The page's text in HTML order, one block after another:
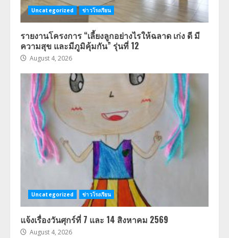
Uncategorized ข่าวโรงเรียน
รายงานโครงการ “เลี้ยงลูกอย่างไรให้ฉลาด เก่ง ดี มี
ความสุข และมีภูมิคุ้มกัน” รุ่นที่ 12
August 4, 2026
Uncategorized ข่าวโรงเรียน
แจ้งเรื่องวันศุกร์ที่ 7 และ 14 สิงหาคม 2569
August 4, 2026